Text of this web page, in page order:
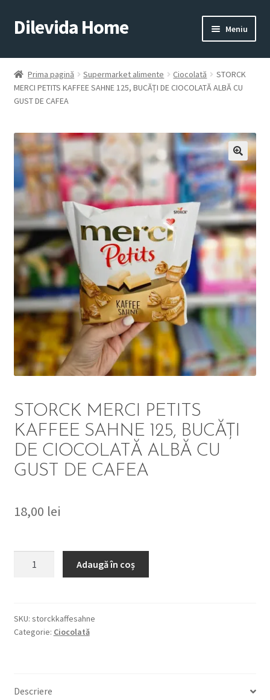
Sari
la
Sari
la
Dilevida Home Meniu
COPII
JUCARII
ROYALTY
LINE
DETERGENT
SOLUȚII CURĂȚENIE
ÎNGRIJIRE
PERSONALĂ
TROLERE
ARTICOLE VOIAJ
Prima pagină Supermarket alimente Ciocolată
STORCK
MERCI PETITS KAFFEE SAHNE 125, BUCĂȚI DE CIOCOLATĂ ALBĂ CU
GUST DE CAFEA
STORCK MERCI PETITS
KAFFEE SAHNE 125, BUCĂȚI
DE CIOCOLATĂ ALBĂ CU
GUST DE CAFEA
18,00 lei
KAFFEE
SAHNE
CIOCOLATĂ
Adaugă în coș
SKU: storckkaffesahne
Categorie: Ciocolată
Descriere